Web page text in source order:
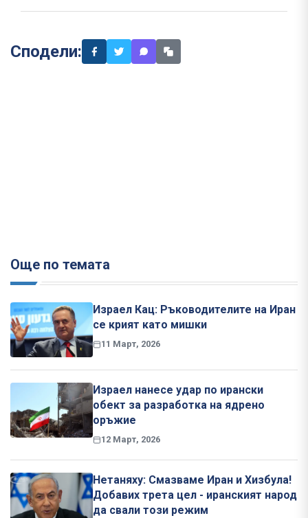
Сподели:
Още по темата
Израел Кац: Ръководителите на Иран
се крият като мишки
11 Март, 2026
Израел нанесе удар по ирански
обект за разработка на ядрено
оръжие
12 Март, 2026
Нетаняху: Смазваме Иран и Хизбула!
Добавих трета цел - иранският народ
да свали този режим